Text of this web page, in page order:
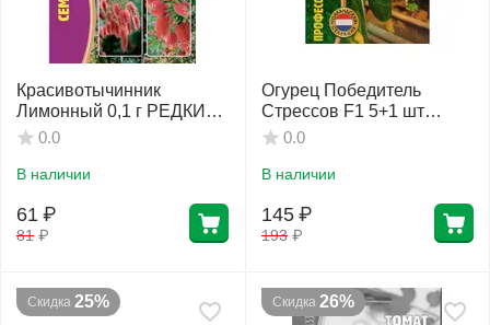
Красивотычинник
Лимонный 0,1 г РЕДКИЕ
СЕМЕНА
0.0
В наличии
81 ₽
61 ₽
Огурец Победитель
Стрессов F1 5+1 шт
РЕДКИЕ СЕМЕНА
0.0
В наличии
193 ₽
145 ₽
Скидка 25% Скидка 26%